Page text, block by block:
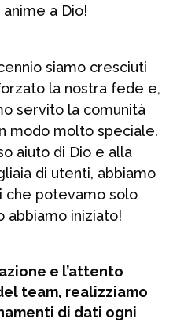
a Dio!
siamo cresciuti
la nostra fede e,
servito la comunità
modo molto speciale.
aiuto di Dio e alla
di utenti, abbiamo
che potevamo solo
abbiamo iniziato!
e l’attento
team, realizziamo
di dati ogni